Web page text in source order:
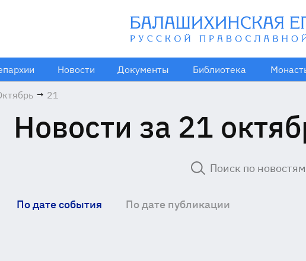
Новости Документы Библиотека
→ 21
Новости за 21
По дате события По дате публикации